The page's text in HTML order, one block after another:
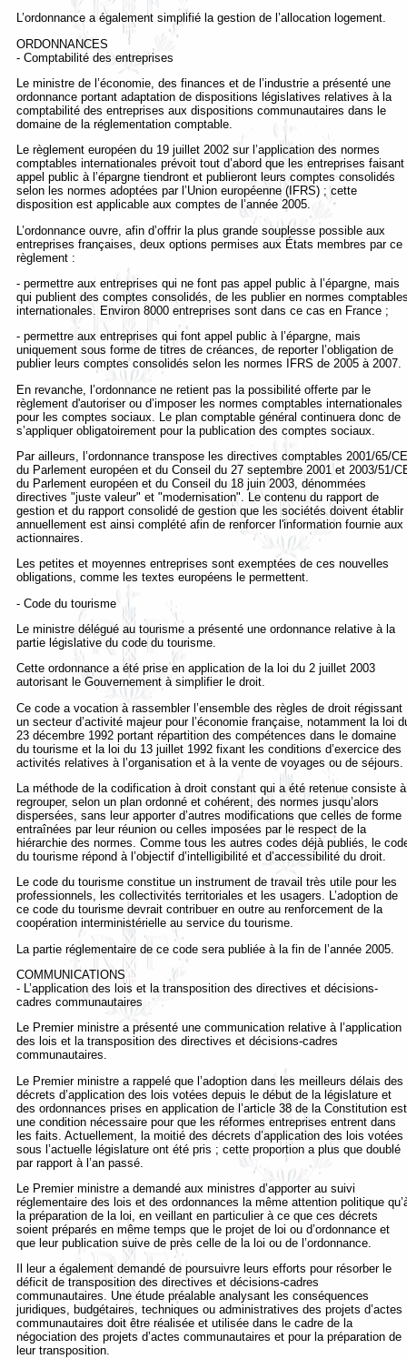
L’ordonnance a également simplifié la gestion de l’allocation logement.
ORDONNANCES
- Comptabilité des entreprises
Le ministre de l’économie, des finances et de l’industrie a présenté une
ordonnance portant adaptation de dispositions législatives relatives à la
comptabilité des entreprises aux dispositions communautaires dans le
domaine de la réglementation comptable.
Le règlement européen du 19 juillet 2002 sur l’application des normes
comptables internationales prévoit tout d’abord que les entreprises faisant
appel public à l’épargne tiendront et publieront leurs comptes consolidés
selon les normes adoptées par l’Union européenne (IFRS) ; cette
disposition est applicable aux comptes de l’année 2005.
L’ordonnance ouvre, afin d’offrir la plus grande souplesse possible aux
entreprises françaises, deux options permises aux États membres par ce
règlement :
- permettre aux entreprises qui ne font pas appel public à l’épargne, mais
qui publient des comptes consolidés, de les publier en normes
internationales. Environ 8000 entreprises sont dans ce cas en France ;
- permettre aux entreprises qui font appel public à l’épargne, mais
uniquement sous forme de titres de créances, de reporter l’obligation de
publier leurs comptes consolidés selon les normes IFRS de 2005 à 2007.
En revanche, l’ordonnance ne retient pas la possibilité offerte par le
règlement d'autoriser ou d’imposer les normes comptables internationales
pour les comptes sociaux. Le plan comptable général continuera donc de
s’appliquer obligatoirement pour la publication des comptes sociaux.
Par ailleurs, l’ordonnance transpose les directives comptables 2001/65/CE
du Parlement européen et du Conseil du 27 septembre 2001 et 2003/51/
du Parlement européen et du Conseil du 18 juin 2003, dénommées
directives "juste valeur" et "modernisation". Le contenu du rapport de
gestion et du rapport consolidé de gestion que les sociétés doivent établir
annuellement est ainsi complété afin de renforcer l'information fournie aux
actionnaires.
Les petites et moyennes entreprises sont exemptées de ces nouvelles
obligations, comme les textes européens le permettent.
- Code du tourisme
Le ministre délégué au tourisme a présenté une ordonnance relative à la
partie législative du code du tourisme.
Cette ordonnance a été prise en application de la loi du 2 juillet 2003
autorisant le Gouvernement à simplifier le droit.
Ce code a vocation à rassembler l’ensemble des règles de droit régissant
un secteur d’activité majeur pour l’économie française, notamment la loi
23 décembre 1992 portant répartition des compétences dans le domaine
du tourisme et la loi du 13 juillet 1992 fixant les conditions d’exercice des
activités relatives à l’organisation et à la vente de voyages ou de séjours.
La méthode de la codification à droit constant qui a été retenue consiste à
regrouper, selon un plan ordonné et cohérent, des normes jusqu’alors
dispersées, sans leur apporter d’autres modifications que celles de forme
entraînées par leur réunion ou celles imposées par le respect de la
hiérarchie des normes. Comme tous les autres codes déjà publiés, le
du tourisme répond à l’objectif d’intelligibilité et d’accessibilité du droit.
Le code du tourisme constitue un instrument de travail très utile pour les
professionnels, les collectivités territoriales et les usagers. L’adoption de
ce code du tourisme devrait contribuer en outre au renforcement de la
coopération interministérielle au service du tourisme.
La partie réglementaire de ce code sera publiée à la fin de l’année 2005.
COMMUNICATIONS
- L’application des lois et la transposition des directives et décisions-
cadres communautaires
Le Premier ministre a présenté une communication relative à l’application
des lois et la transposition des directives et décisions-cadres
communautaires.
Le Premier ministre a rappelé que l’adoption dans les meilleurs délais des
décrets d’application des lois votées depuis le début de la législature et
des ordonnances prises en application de l’article 38 de la Constitution est
une condition nécessaire pour que les réformes entreprises entrent dans
les faits. Actuellement, la moitié des décrets d’application des lois votées
sous l’actuelle législature ont été pris ; cette proportion a plus que doublé
par rapport à l’an passé.
Le Premier ministre a demandé aux ministres d’apporter au suivi
réglementaire des lois et des ordonnances la même attention politique
la préparation de la loi, en veillant en particulier à ce que ces décrets
soient préparés en même temps que le projet de loi ou d’ordonnance et
que leur publication suive de près celle de la loi ou de l’ordonnance.
Il leur a également demandé de poursuivre leurs efforts pour résorber le
déficit de transposition des directives et décisions-cadres
communautaires. Une étude préalable analysant les conséquences
juridiques, budgétaires, techniques ou administratives des projets d’actes
communautaires doit être réalisée et utilisée dans le cadre de la
négociation des projets d’actes communautaires et pour la préparation de
leur transposition.